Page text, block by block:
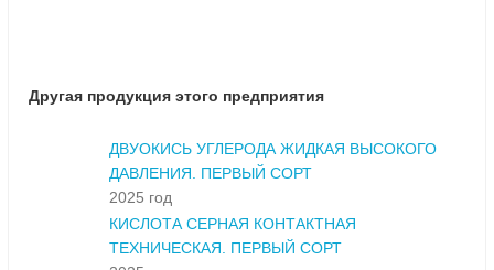
Другая продукция этого предприятия
ДВУОКИСЬ УГЛЕРОДА ЖИДКАЯ ВЫСОКОГО
ДАВЛЕНИЯ. ПЕРВЫЙ СОРТ
2025 год
КИСЛОТА СЕРНАЯ КОНТАКТНАЯ
ТЕХНИЧЕСКАЯ. ПЕРВЫЙ СОРТ